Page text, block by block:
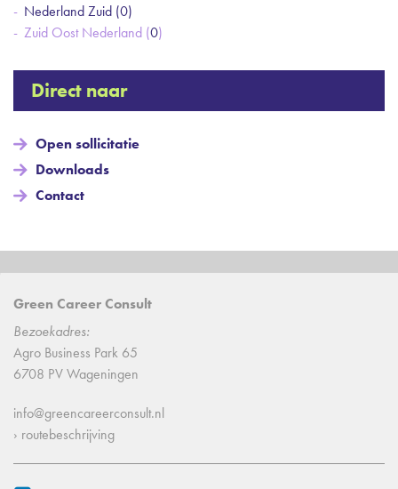
Nederland Zuid (0)
Zuid Oost Nederland (0)
Direct naar
Open sollicitatie
Downloads
Contact
Green Career Consult
Bezoekadres:
Agro Business Park 65
6708 PV Wageningen
info@greencareerconsult.nl
› routebeschrijving